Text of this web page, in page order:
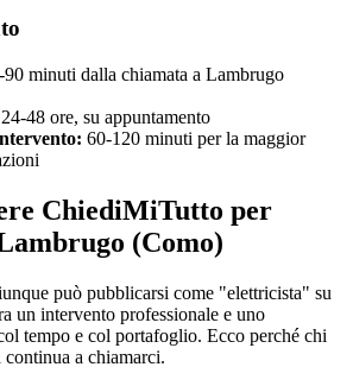
90 minuti dalla chiamata a Lambrugo
24-48 ore, su appuntamento
60-120 minuti per la maggior
ChiediMiTutto per
(Como)
può pubblicarsi come "elettricista" su
un intervento professionale e uno
tempo e col portafoglio. Ecco perché chi
a chiamarci.